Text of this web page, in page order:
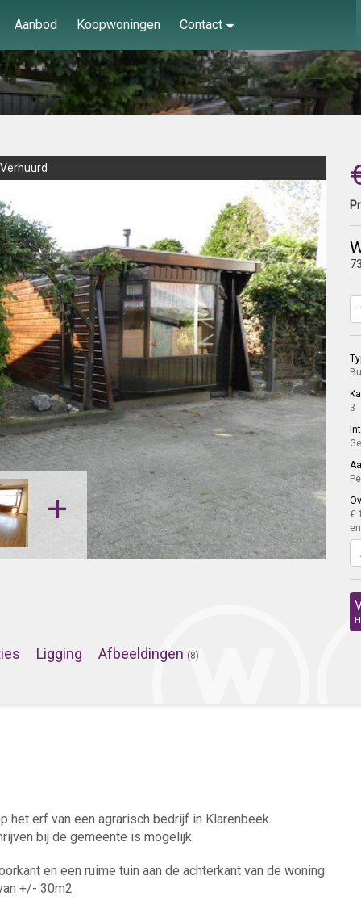
Aanbod Koopwoningen Contact
+
Verhuurd
3
€
Ligging Afbeeldingen (8)
het erf van een agrarisch bedrijf in Klarenbeek.
bij de gemeente is mogelijk.
en een ruime tuin aan de achterkant van de woning.
+/- 30m2